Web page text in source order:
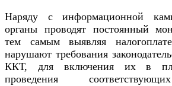
Наряду с информационной
органы проводят постоянный
тем самым выявляя
нарушают требования
ККТ, для включения их в
проведения